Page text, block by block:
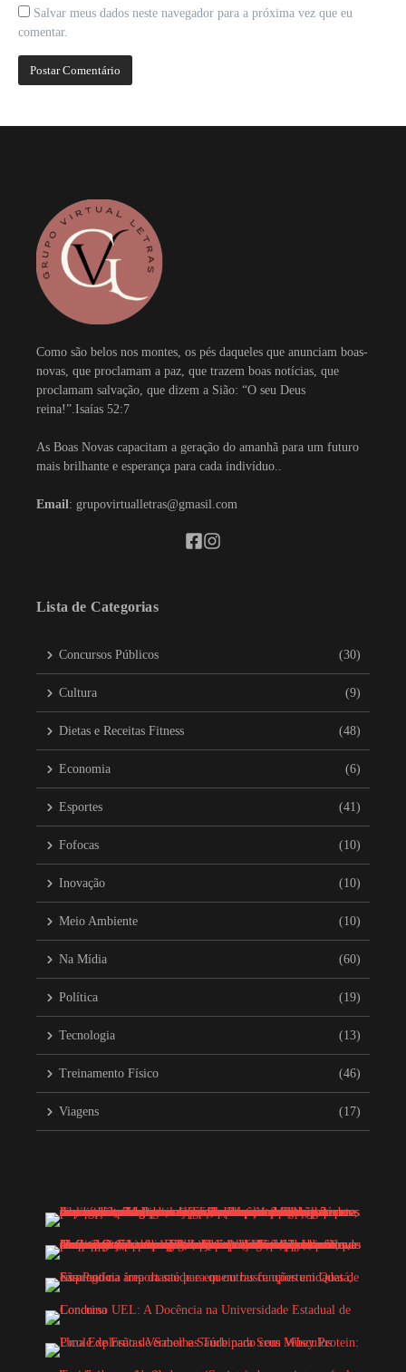
Salvar meus dados neste navegador para a próxima vez que eu
comentar.
Como são belos nos montes, os pés daqueles que anunciam boas-
novas, que proclamam a paz, que trazem boas notícias, que
proclamam salvação, que dizem a Sião: “O seu Deus
reina!”.Isaías 52:7
As Boas Novas capacitam a geração do amanhã para um futuro
mais brilhante e esperança para cada indivíduo..
Email: grupovirtualletras@gmasil.com
Lista de Categorias
Concursos Públicos (30)
Cultura (9)
Dietas e Receitas Fitness (48)
Economia (6)
Esportes (41)
Fofocas (10)
Inovação (10)
Meio Ambiente (10)
Na Mídia (60)
Política (19)
Tecnologia (13)
Treinamento Físico (46)
Viagens (17)